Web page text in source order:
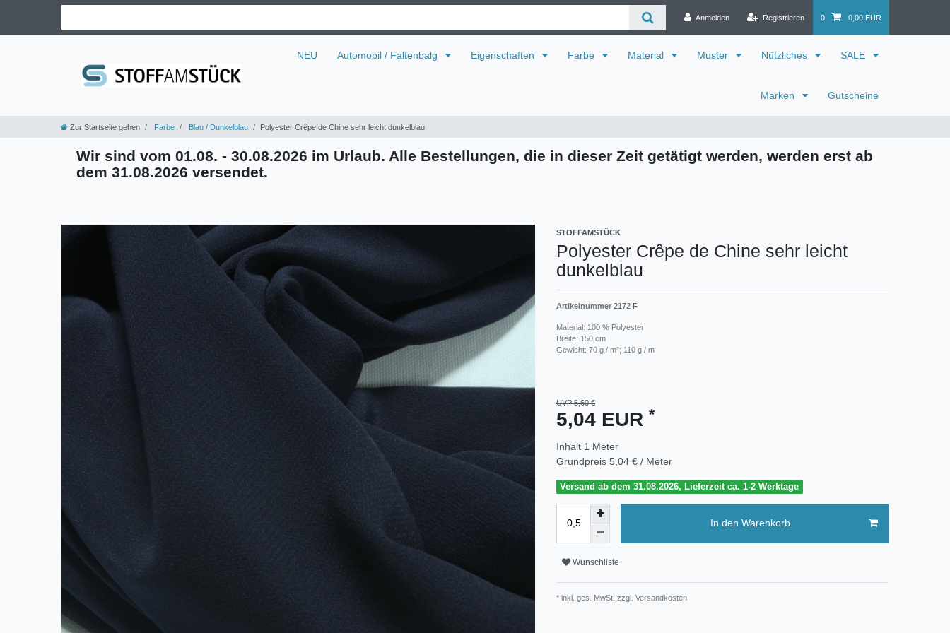
Anmelden Registrieren 0 0,00 EUR
NEU Automobil / Faltenbalg Eigenschaften Farbe Material Muster Nützliches SALE
Marken Gutscheine
Zur Startseite gehen Farbe Blau / Dunkelblau Polyester Crêpe de Chine sehr leicht dunkelblau
Wir sind vom 01.08. - 30.08.2026 im Urlaub. Alle Bestellungen, die in dieser Zeit getätigt werden, werden erst ab
dem 31.08.2026 versendet.
STOFFAMSTÜCK
Polyester Crêpe de Chine sehr leicht
dunkelblau
Artikelnummer 2172 F
Material: 100 % Polyester
Breite: 150 cm
Gewicht: 70 g / m²; 110 g / m
UVP 5,60 €
5,04 EUR *
Inhalt 1 Meter
Grundpreis 5,04 € / Meter
Versand ab dem 31.08.2026, Lieferzeit ca. 1-2 Werktage
In den Warenkorb
Wunschliste
* inkl. ges. MwSt. zzgl. Versandkosten